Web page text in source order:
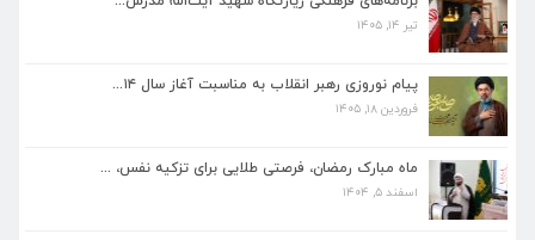
تیر ۱۴, ۱۴۰۵
پیام نوروزی رهبر انقلاب به مناسبت آغاز سال ۱۴...
فروردین ۱۸, ۱۴۰۵
ماه مبارک رمضان، فرصتی طلایی برای تزکیه نفس، ...
اسفند ۵, ۱۴۰۴
پیام نوروزی رهبر انقلاب به مناسبت آغاز سال ۱۴...
ماه مبارک رمضان، فرصتی طلایی برای تزکیه نفس، ...
اسفند ۵, ۱۴۰۴
همزمان با ماه مبارک رمضان برنامه های فرهنگی و...